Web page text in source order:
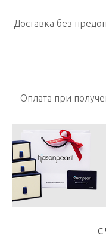
Доставка без
Оплата при
С